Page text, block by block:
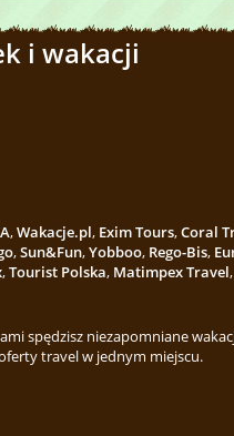
i wakacji
,Wakacje.pl, Exim Tours,Coral
,Sun&Fun,Yobboo, Rego-Bis,
,Tourist Polska, Matimpex Travel,
spędzisz niezapomniane
travel w jednym miejscu.